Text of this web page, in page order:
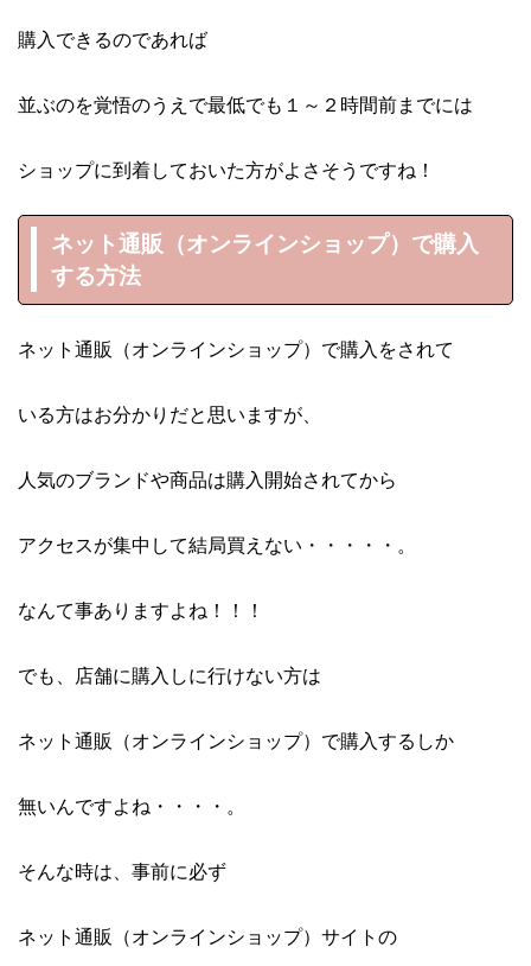
購入できるのであれば
並ぶのを覚悟のうえで最低でも１～２時間前までには
ショップに到着しておいた方がよさそうですね！
ネット通販（オンラインショップ）で購入
する方法
ネット通販（オンラインショップ）で購入をされて
いる方はお分かりだと思いますが、
人気のブランドや商品は購入開始されてから
アクセスが集中して結局買えない・・・・・。
なんて事ありますよね！！！
でも、店舗に購入しに行けない方は
ネット通販（オンラインショップ）で購入するしか
無いんですよね・・・・。
そんな時は、事前に必ず
ネット通販（オンラインショップ）サイトの